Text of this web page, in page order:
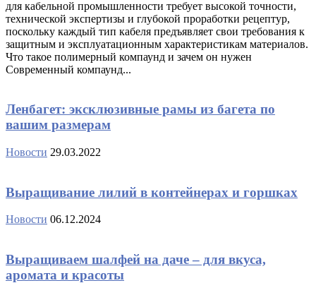
для кабельной промышленности требует высокой точности,
технической экспертизы и глубокой проработки рецептур,
поскольку каждый тип кабеля предъявляет свои требования к
защитным и эксплуатационным характеристикам материалов.
Что такое полимерный компаунд и зачем он нужен
Современный компаунд...
Ленбагет: эксклюзивные рамы из багета по
вашим размерам
Новости 29.03.2022
Выращивание лилий в контейнерах и горшках
Новости 06.12.2024
Выращиваем шалфей на даче – для вкуса,
аромата и красоты